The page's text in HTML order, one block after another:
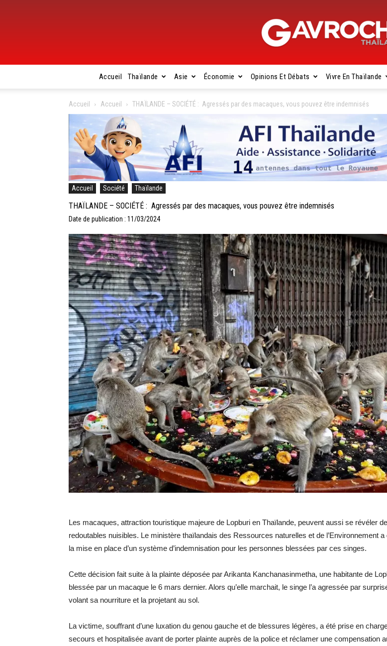
Gavroche
Thaïlande
Accueil Thaïlande Asie Économie Opinions Et Débats Vivre En Thaïlande
Accueil Accueil THAÏLANDE – SOCIÉTÉ : Agressés par des macaques, vous pouvez être indemnisés
Accueil Société Thaïlande
THAÏLANDE – SOCIÉTÉ : Agressés par des macaques, vous pouvez être indemnisés
Date de publication : 11/03/2024
Les macaques, attraction touristique majeure de Lopburi en Thaïlande, peuvent aussi se révéler de
redoutables nuisibles. Le ministère thaïlandais des Ressources naturelles et de l’Environnement a
la mise en place d’un système d’indemnisation pour les personnes blessées par ces singes.
Cette décision fait suite à la plainte déposée par Arikanta Kanchanasinmetha, une habitante de
blessée par un macaque le 6 mars dernier. Alors qu’elle marchait, le singe l’a agressée par
volant sa nourriture et la projetant au sol.
La victime, souffrant d’une luxation du genou gauche et de blessures légères, a été prise en
secours et hospitalisée avant de porter plainte auprès de la police et réclamer une compensation